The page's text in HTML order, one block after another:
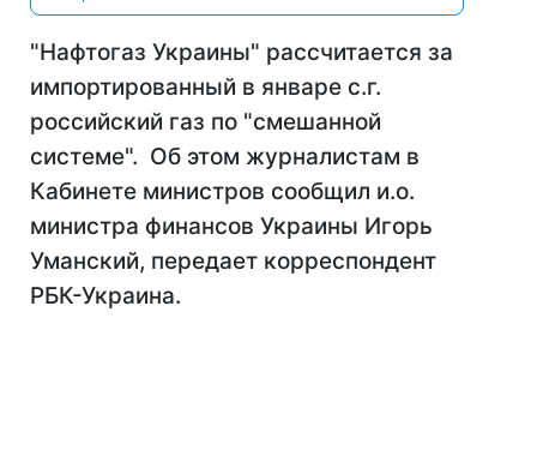
"Нафтогаз Украины" рассчитается за
импортированный в январе с.г.
российский газ по "смешанной
системе". Об этом журналистам в
Кабинете министров сообщил и.о.
министра финансов Украины Игорь
Уманский, передает корреспондент
РБК-Украина.